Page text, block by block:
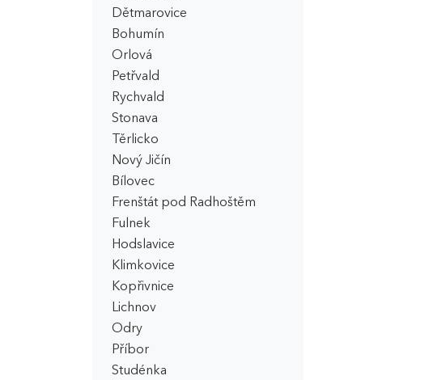
Dětmarovice
Bohumín
Orlová
Petřvald
Rychvald
Stonava
Těrlicko
Nový Jičín
Bílovec
Frenštát pod Radhoštěm
Fulnek
Hodslavice
Klimkovice
Kopřivnice
Lichnov
Odry
Příbor
Studénka